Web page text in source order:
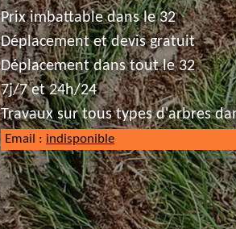
Prix imbattable dans le 32
Déplacement et devis gratuit
Déplacement dans tout le 32
7j/7 et 24h/24
Travaux sur tous types d'arbres
Email : indisponible